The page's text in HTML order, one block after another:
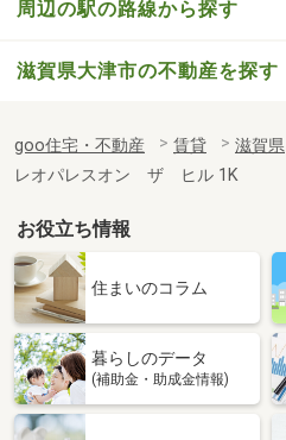
周辺の駅の路線から探す
滋賀県大津市の不動産を探す
goo住宅・不動産 賃貸 滋賀県
レオパレスオン ザ ヒル 1K
お役立ち情報
住まいのコラム
暮らしのデータ
(補助金・助成金情報)